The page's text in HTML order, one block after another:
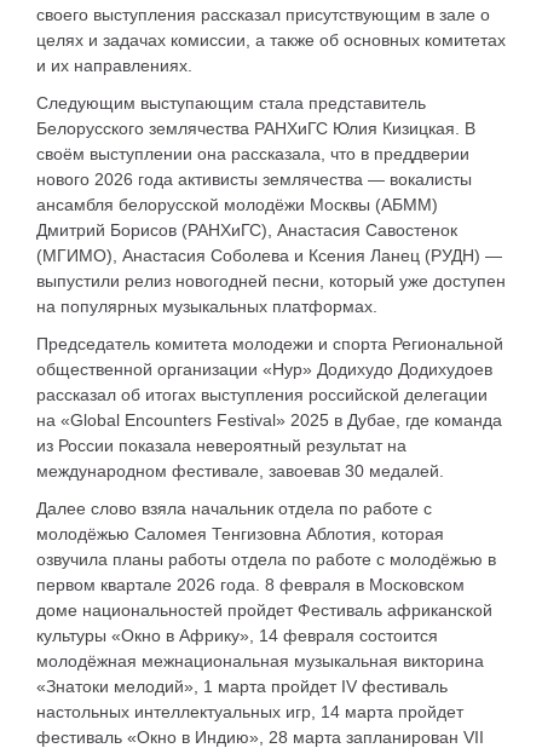
своего выступления рассказал присутствующим в зале о
целях и задачах комиссии, а также об основных комитетах
и их направлениях.
Следующим выступающим стала представитель
Белорусского землячества РАНХиГС Юлия Кизицкая. В
своём выступлении она рассказала, что в преддверии
нового 2026 года активисты землячества — вокалисты
ансамбля белорусской молодёжи Москвы (АБММ)
Дмитрий Борисов (РАНХиГС), Анастасия Савостенок
(МГИМО), Анастасия Соболева и Ксения Ланец (РУДН) —
выпустили релиз новогодней песни, который уже доступен
на популярных музыкальных платформах.
Председатель комитета молодежи и спорта Региональной
общественной организации «Нур» Додихудо Додихудоев
рассказал об итогах выступления российской делегации
на «Global Encounters Festival» 2025 в Дубае, где команда
из России показала невероятный результат на
международном фестивале, завоевав 30 медалей.
Далее слово взяла начальник отдела по работе с
молодёжью Саломея Тенгизовна Аблотия, которая
озвучила планы работы отдела по работе с молодёжью в
первом квартале 2026 года. 8 февраля в Московском
доме национальностей пройдет Фестиваль африканской
культуры «Окно в Африку», 14 февраля состоится
молодёжная межнациональная музыкальная викторина
«Знатоки мелодий», 1 марта пройдет IV фестиваль
настольных интеллектуальных игр, 14 марта пройдет
фестиваль «Окно в Индию», 28 марта запланирован VII